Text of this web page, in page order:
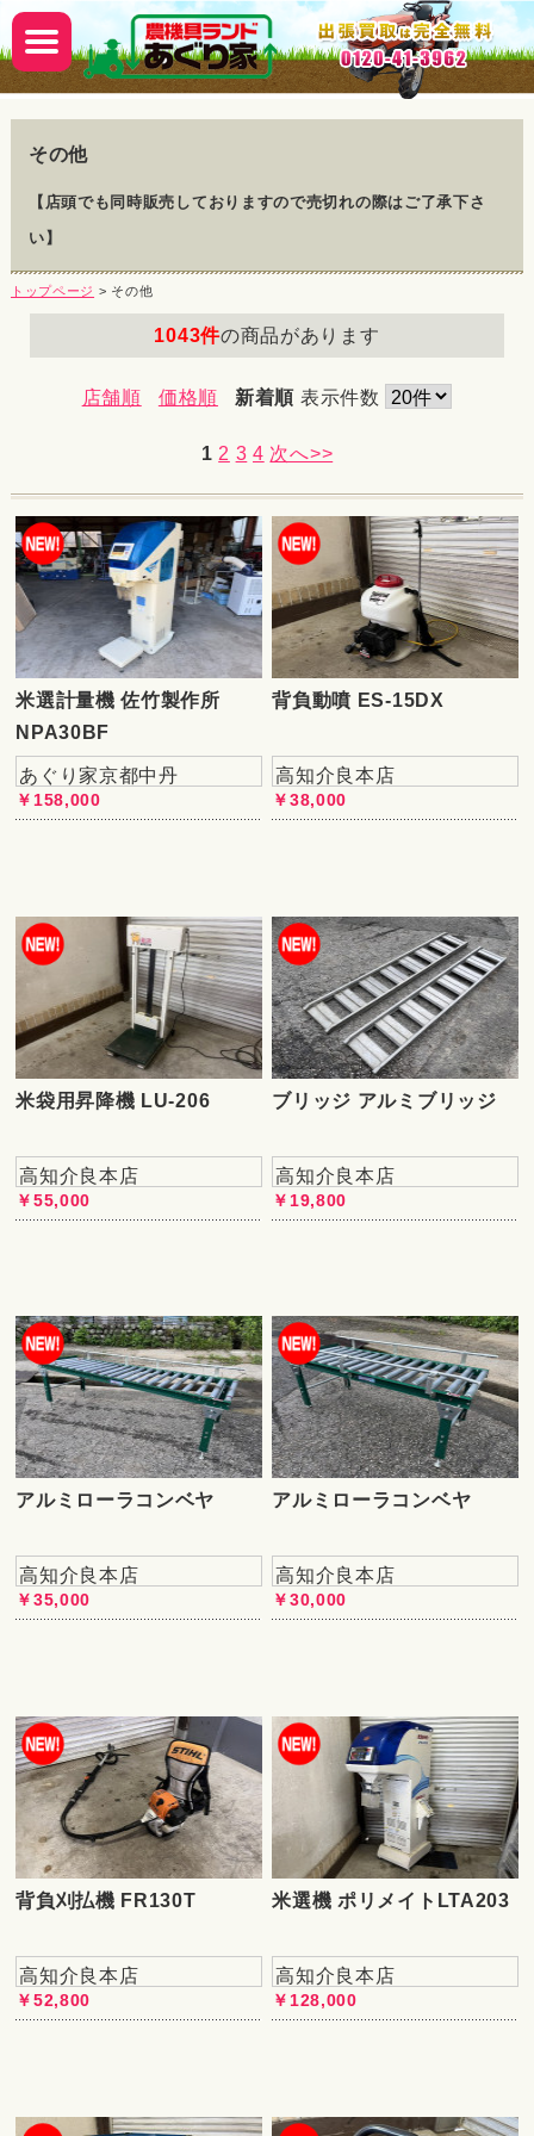
その他
【店頭でも同時販売しておりますので売切れの際はご了承下さ
い】
トップページ > その他
1043件の商品があります
店舗順 価格順 新着順 表示件数
1 2 3 4 次へ>>
米選計量機 佐竹製作所
NPA30BF
あぐり家京都中丹
￥158,000
背負動噴 ES-15DX
高知介良本店
￥38,000
米袋用昇降機 LU-206
高知介良本店
￥55,000
ブリッジ アルミブリッジ
高知介良本店
￥19,800
アルミローラコンベヤ
高知介良本店
￥35,000
アルミローラコンベヤ
高知介良本店
￥30,000
背負刈払機 FR130T
高知介良本店
￥52,800
米選機 ポリメイトLTA203
高知介良本店
￥128,000